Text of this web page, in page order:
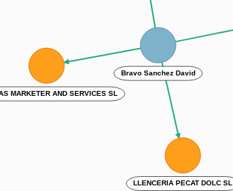
Bravo Sanchez David
LLENCERIA PECAT DOLC SL
MARKETER AND SERVICES SL